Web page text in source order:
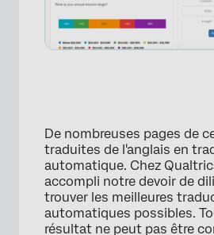
De nombreuses pages de
traduites de l'anglais en
automatique. Chez
accompli notre devoir de
trouver les meilleures
automatiques possibles.
résultat ne peut pas être